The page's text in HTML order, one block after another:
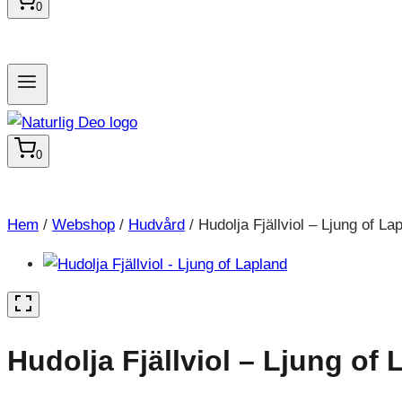
0
0
Hem / Webshop / Hudvård / Hudolja Fjällviol – Ljung of
Hudolja Fjällviol – Ljung of